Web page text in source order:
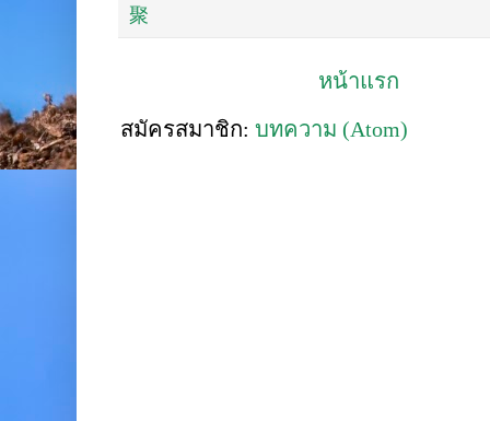
聚
หน้าแรก
สมัครสมาชิก: บทความ (Atom)